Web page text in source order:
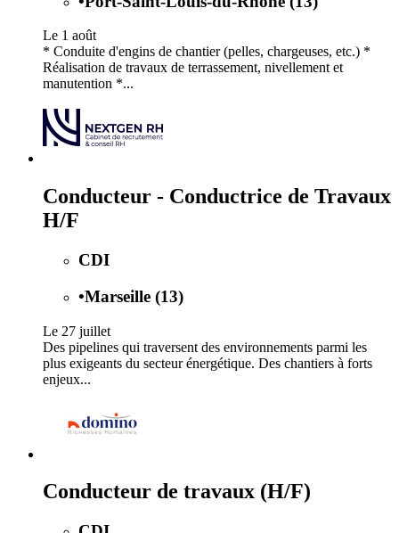
Le 1 août
* Conduite d'engins de chantier (pelles, chargeuses, etc.) *
Réalisation de travaux de terrassement, nivellement et
manutention *...
Conducteur - Conductrice de Travaux
H/F
CDI
•Marseille (13)
Le 27 juillet
Des pipelines qui traversent des environnements parmi les
plus exigeants du secteur énergétique. Des chantiers à forts
enjeux...
Conducteur de travaux (H/F)